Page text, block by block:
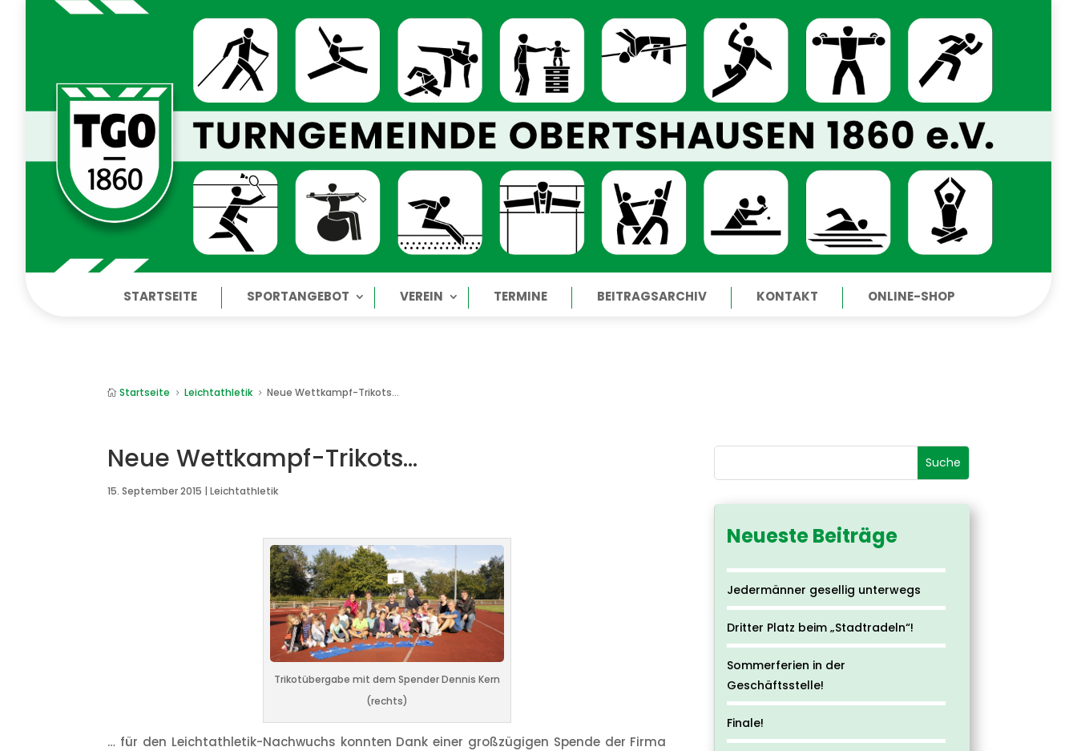
STARTSEITE SPORTANGEBOT VEREIN TERMINE BEITRAGSARCHIV KONTAKT ONLINE-SHOP
 Startseite 5 Leichtathletik 5 Neue Wettkampf-Trikots…
Neue Wettkampf-Trikots…
15. September 2015 |Leichtathletik
Trikotübergabe mit dem Spender Dennis Kern
(rechts)
… für den Leichtathletik-Nachwuchs konnten Dank einer großzügigen Spende der Firma
Neueste Beiträge
Jedermänner gesellig unterwegs
Dritter Platz beim „Stadtradeln“!
Sommerferien in der
Geschäftsstelle!
Finale!